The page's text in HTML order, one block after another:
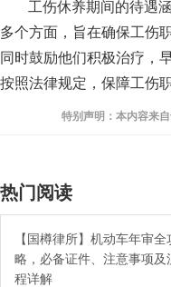
工伤休养期间的待遇
多个方面，旨在确保工伤
同时鼓励他们积极治疗，
按照法律规定，保障工伤
特别声明：本内容来
热门阅读
【国樽律所】机动车年审全
略，必备证件、注意事项及
程详解